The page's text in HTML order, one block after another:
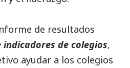
de resultados
de colegios,
ayudar a los colegios